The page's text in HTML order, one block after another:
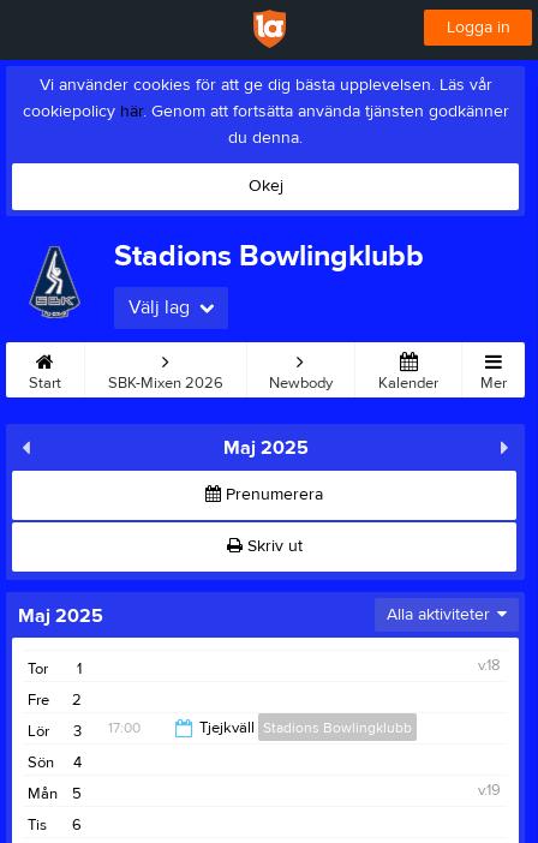
Logga in
Vi använder cookies för att ge dig bästa upplevelsen. Läs vår
cookiepolicy här. Genom att fortsätta använda tjänsten godkänner
du denna.
Okej
Stadions Bowlingklubb
Välj lag
Start SBK-Mixen 2026 Newbody Kalender Mer
Maj 2025
Prenumerera
Skriv ut
Maj 2025 Alla aktiviteter
1
Tor
v.18
2
Fre
3
Lör 17:00 Tjejkväll Stadions Bowlingklubb
4
Sön
5
Mån
v.19
6
Tis